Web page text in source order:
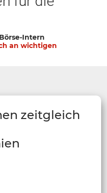
Börse-Intern
an wichtigen
zeitgleich